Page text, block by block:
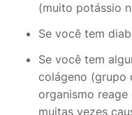
(muito potássio
Se você tem
Se você tem
colágeno (grupo
organismo
muitas vezes